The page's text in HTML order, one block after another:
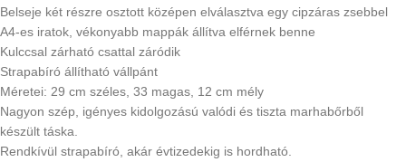
Belseje két részre osztott középen elválasztva egy cipzáras zsebbel
A4-es iratok, vékonyabb mappák állítva elférnek benne
Kulccsal zárható csattal záródik
Strapabíró állítható vállpánt
Méretei: 29 cm széles, 33 magas, 12 cm mély
Nagyon szép, igényes kidolgozású valódi és tiszta marhabőrből
készült táska.
Rendkívül strapabíró, akár évtizedekig is hordható.